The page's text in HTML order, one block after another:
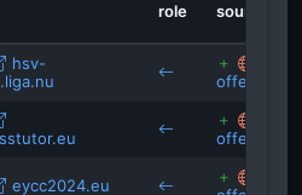
isRefOf
isRefOf
isRefOf
youtube.com
tagesschau.de
datenschutz.hessen.de
role source
hsv-
eycc2024.eu